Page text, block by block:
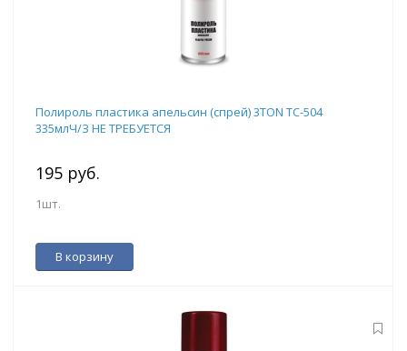
Полироль пластика апельсин (спрей) 3TON ТС-504
335млЧ/З НЕ ТРЕБУЕТСЯ
195 руб.
1шт.
В корзину